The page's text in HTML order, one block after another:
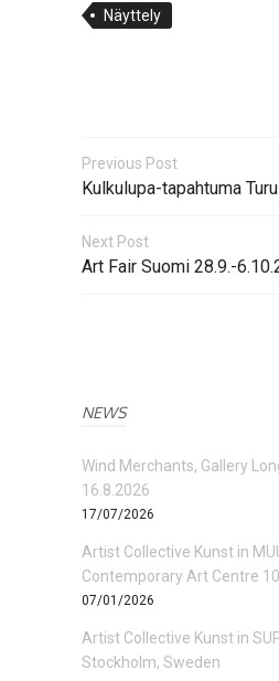
Näyttely
Previous Post
Kulkulupa-tapahtuma
Next Post
Art Fair Suomi 28.9.-
NEWS
Wind Merchants, Gallery
16.8.2026
17/07/2026
Artist Collective Kunst in
Contemporary Art Centre
07/01/2026
Artist Collective Kunst in
Stockholm, Sweden